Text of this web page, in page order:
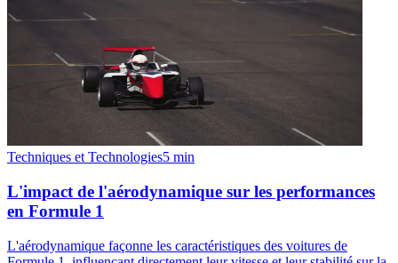
Techniques et Technologies5 min
L'impact de l'aérodynamique sur les performances
en Formule 1
L'aérodynamique façonne les caractéristiques des voitures de